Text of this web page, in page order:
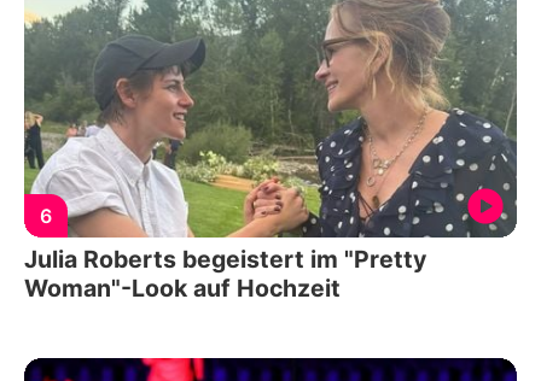
6
Julia Roberts begeistert im "Pretty
Woman"-Look auf Hochzeit